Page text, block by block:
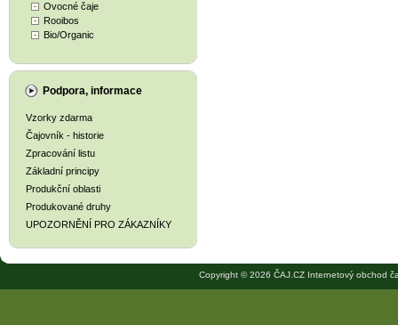
Ovocné čaje
Rooibos
Bio/Organic
Podpora, informace
Vzorky zdarma
Čajovník - historie
Zpracování listu
Základní principy
Produkční oblasti
Produkované druhy
UPOZORNĚNÍ PRO ZÁKAZNÍKY
Copyright © 2026 ČAJ.CZ Internetový obchod